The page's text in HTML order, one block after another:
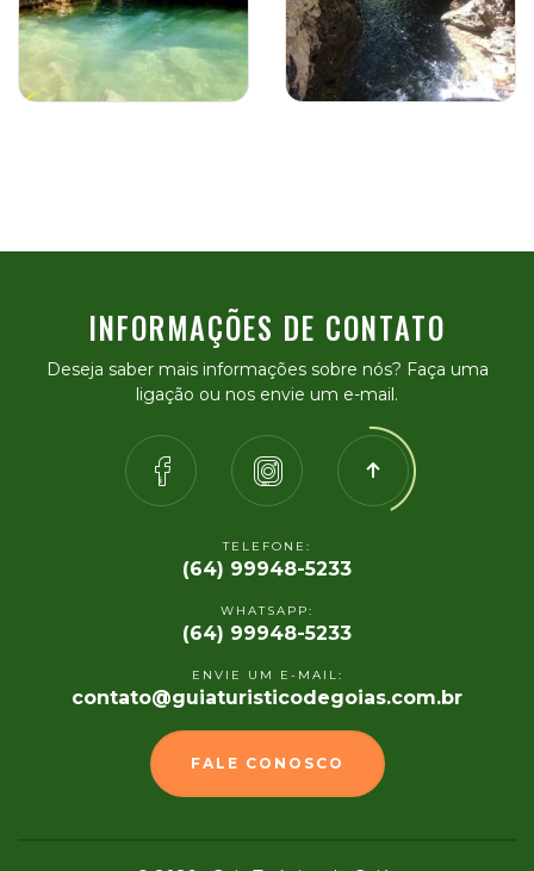
INFORMAÇÕES DE CONTATO
Deseja saber mais informações sobre nós? Faça uma
ligação ou nos envie um e-mail.
TELEFONE:
(64) 99948-5233
WHATSAPP:
(64) 99948-5233
ENVIE UM E-MAIL:
contato@guiaturisticodegoias.com.br
FALE CONOSCO